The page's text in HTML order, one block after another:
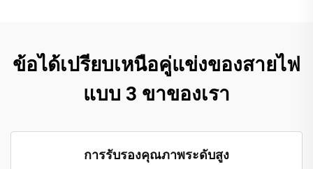
ข้อได้เปรียบเหนือคู่แข่งของสายไฟ
แบบ 3 ขาของเรา
การรับรองคุณภาพระดับสูง